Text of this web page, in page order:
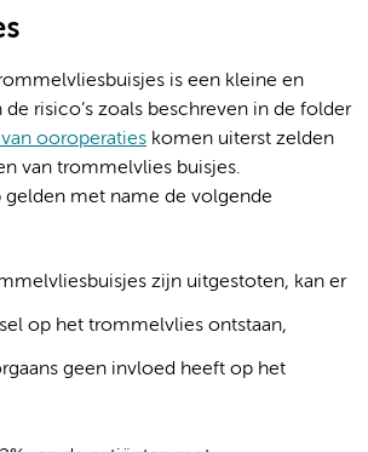
is een kleine en
risico’s zoals beschreven in de folder
ooroperaties komen uiterst zelden
van trommelvlies buisjes.
gelden met name de volgende
zijn uitgestoten, kan er
op het trommelvlies ontstaan,
geen invloed heeft op het